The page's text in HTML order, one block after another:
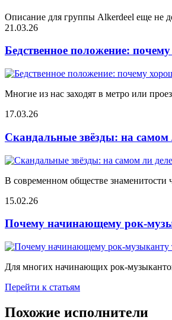
Описание для группы Alkerdeel еще не
21.03.26
Бедственное положение:
Многие из нас заходят в метро или
17.03.26
Скандальные звёзды: на самом
В современном обществе знаменитости
15.02.26
Почему начинающему рок-
Для многих начинающих рок-
Перейти к статьям
Похожие исполнители